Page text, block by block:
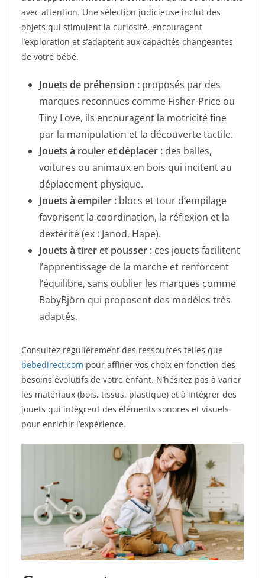
avec attention. Une sélection judicieuse inclut des
objets qui stimulent la curiosité, encouragent
l’exploration et s’adaptent aux capacités changeantes
de votre bébé.
Jouets de préhension : proposés par des
marques reconnues comme Fisher-Price ou
Tiny Love, ils encouragent la motricité fine
par la manipulation et la découverte tactile.
Jouets à rouler et déplacer : des balles,
voitures ou animaux en bois qui incitent au
déplacement physique.
Jouets à empiler : blocs et tour d’empilage
favorisent la coordination, la réflexion et la
dextérité (ex : Janod, Hape).
Jouets à tirer et pousser : ces jouets facilitent
l’apprentissage de la marche et renforcent
l’équilibre, sans oublier les marques comme
BabyBjörn qui proposent des modèles très
adaptés.
Consultez régulièrement des ressources telles que
bebedirect.com pour affiner vos choix en fonction des
besoins évolutifs de votre enfant. N’hésitez pas à varier
les matériaux (bois, tissus, plastique) et à intégrer des
jouets qui intègrent des éléments sonores et visuels
pour enrichir l’expérience.